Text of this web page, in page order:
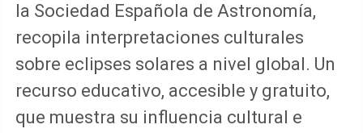
la Sociedad Española de Astronomía,
recopila interpretaciones culturales
sobre eclipses solares a nivel global. Un
recurso educativo, accesible y gratuito,
que muestra su influencia cultural e